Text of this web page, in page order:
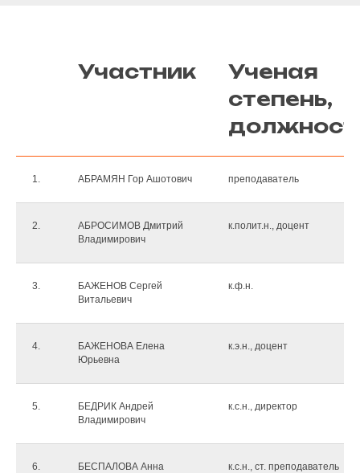
Участник
Ученая
степень,
1. АБРАМЯН Гор Ашотович преподаватель
2.
АБРОСИМОВ Дмитрий
Владимирович
к.полит.н., доцент
3.
БАЖЕНОВ Сергей
Витальевич
к.ф.н.
4.
БАЖЕНОВА Елена
Юрьевна
к.э.н., доцент
5.
БЕДРИК Андрей
Владимирович
к.с.н., директор
6.
БЕСПАЛОВА Анна
к.с.н., ст. преподаватель